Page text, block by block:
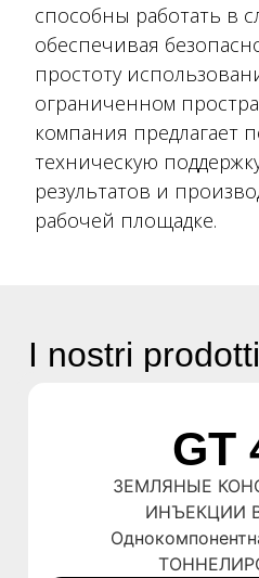
способны работать в
обеспечивая
простоту
ограниченном
компания предлагает
техническую
результатов и
рабочей площадке.
I nostri
GT
ЗЕМЛЯНЫЕ
ИНЪЕКЦИИ